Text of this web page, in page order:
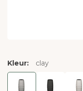
Kleur: clay